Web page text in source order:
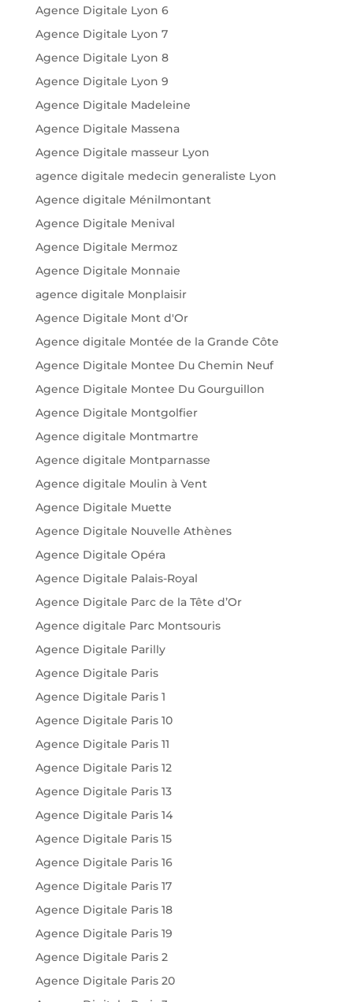
Agence Digitale Lyon 6
Agence Digitale Lyon 7
Agence Digitale Lyon 8
Agence Digitale Lyon 9
Agence Digitale Madeleine
Agence Digitale Massena
Agence Digitale masseur Lyon
agence digitale medecin generaliste Lyon
Agence digitale Ménilmontant
Agence Digitale Menival
Agence Digitale Mermoz
Agence Digitale Monnaie
agence digitale Monplaisir
Agence Digitale Mont d'Or
Agence digitale Montée de la Grande Côte
Agence Digitale Montee Du Chemin Neuf
Agence Digitale Montee Du Gourguillon
Agence Digitale Montgolfier
Agence digitale Montmartre
Agence digitale Montparnasse
Agence digitale Moulin à Vent
Agence Digitale Muette
Agence Digitale Nouvelle Athènes
Agence Digitale Opéra
Agence Digitale Palais-Royal
Agence Digitale Parc de la Tête d’Or
Agence digitale Parc Montsouris
Agence Digitale Parilly
Agence Digitale Paris
Agence Digitale Paris 1
Agence Digitale Paris 10
Agence Digitale Paris 11
Agence Digitale Paris 12
Agence Digitale Paris 13
Agence Digitale Paris 14
Agence Digitale Paris 15
Agence Digitale Paris 16
Agence Digitale Paris 17
Agence Digitale Paris 18
Agence Digitale Paris 19
Agence Digitale Paris 2
Agence Digitale Paris 20